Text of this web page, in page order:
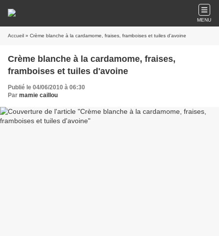
MENU
Accueil » Crème blanche à la cardamome, fraises, framboises et tuiles d'avoine
Crème blanche à la cardamome, fraises,
framboises et tuiles d'avoine
Publié le 04/06/2010 à 06:30
Par mamie caillou